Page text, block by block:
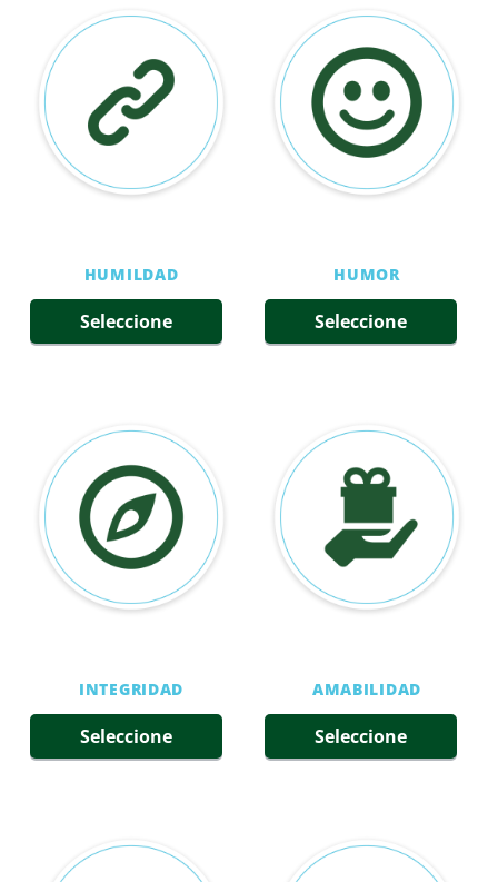
HUMILDAD
Seleccione
HUMOR
Seleccione
INTEGRIDAD
Seleccione
AMABILIDAD
Seleccione